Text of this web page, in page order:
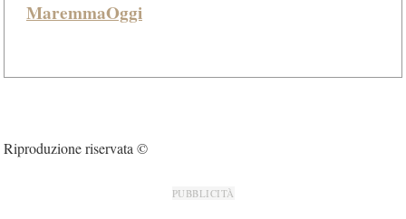
MaremmaOggi
Riproduzione riservata ©
PUBBLICITÀ